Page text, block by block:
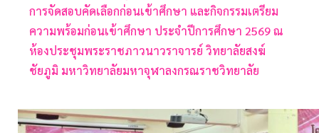
การจัดสอบคัดเลือกก่อนเข้าศึกษา และกิจกรรมเตรียม
ความพร้อมก่อนเข้าศึกษา ประจำปีการศึกษา 2569 ณ
ห้องประชุมพระราชภาวนาวราจารย์ วิทยาลัยสงฆ์
ชัยภูมิ มหาวิทยาลัยมหาจุฬาลงกรณราชวิทยาลัย